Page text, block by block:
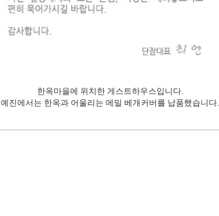
한옥마을에 위치한 게스트하우스입니다.
예진에서는 한옥과 어울리는 메밀 베개커버를 납품했습니다.